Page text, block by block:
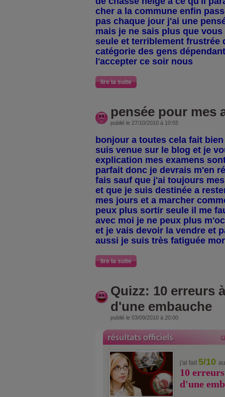
cher a la commune enfin
pas chaque jour j'ai une
mais je ne sais plus que
seule et terriblement frustrée
catégorie des gens
l'accepter ce soir nous
lire la suite
pensée pour mes
publié le 27/10/2010 à 10:55
bonjour a toutes cela fait
suis venue sur le blog et je
explication mes examens
parfait donc je devrais m'en
fais sauf que j'ai toujours
et que je suis destinée a
mes jours et a marcher
peux plus sortir seule il me
avec moi je ne peux plus
et je vais devoir la vendre et
aussi je suis très fatiguée
lire la suite
Quizz: 10 erreurs
d'une embauche
publié le 03/09/2010 à 20:00
j'ai fait 5/10
10
d'une